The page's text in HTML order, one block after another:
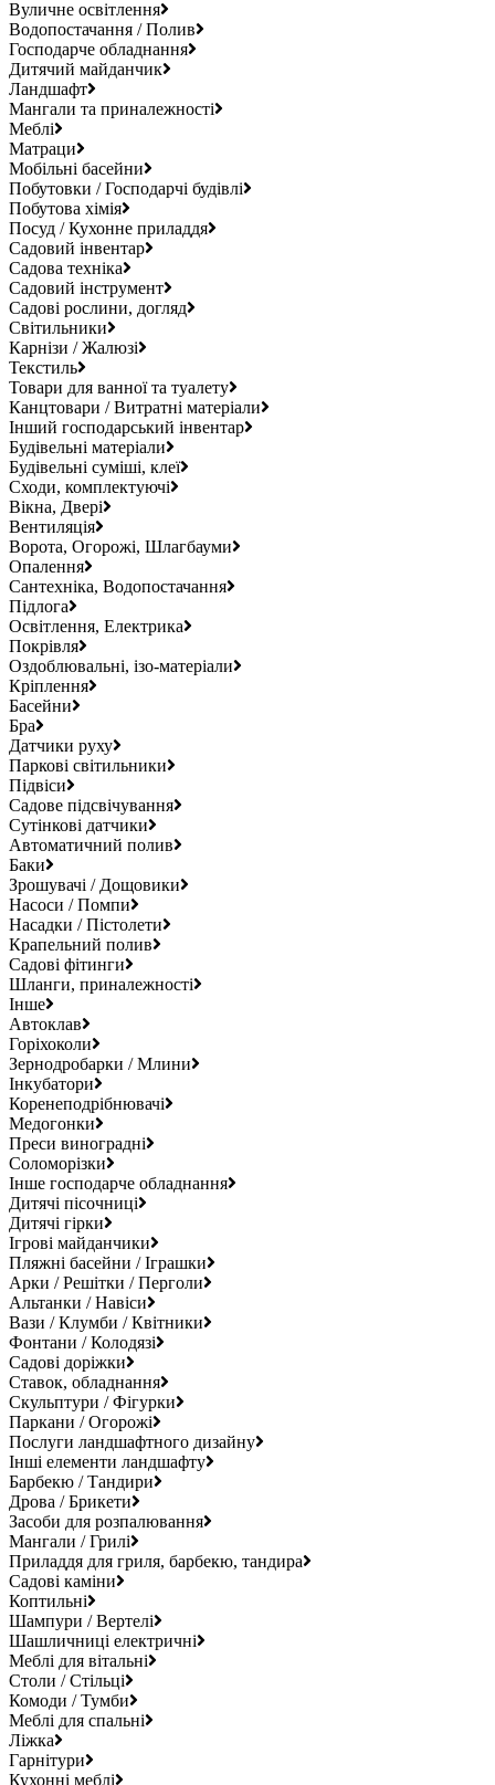
Вуличне освітлення
Водопостачання / Полив
Господарче обладнання
Дитячий майданчик
Ландшафт
Мангали та приналежності
Меблі
Матраци
Мобільні басейни
Побутовки / Господарчі будівлі
Побутова хімія
Посуд / Кухонне приладдя
Садовий інвентар
Садова техніка
Садовий інструмент
Садові рослини, догляд
Світильники
Карнізи / Жалюзі
Текстиль
Товари для ванної та туалету
Канцтовари / Витратні матеріали
Інший господарський інвентар
Будівельні матеріали
Будівельні суміші, клеї
Сходи, комплектуючі
Вікна, Двері
Вентиляція
Ворота, Огорожі, Шлагбауми
Опалення
Сантехніка, Водопостачання
Підлога
Освітлення, Електрика
Покрівля
Оздоблювальні, ізо-матеріали
Кріплення
Басейни
Бра
Датчики руху
Паркові світильники
Підвіси
Садове підсвічування
Сутінкові датчики
Автоматичний полив
Баки
Зрошувачі / Дощовики
Насоси / Помпи
Насадки / Пістолети
Крапельний полив
Садові фітинги
Шланги, приналежності
Інше
Автоклав
Горіхоколи
Зернодробарки / Млини
Інкубатори
Коренеподрібнювачі
Медогонки
Преси виноградні
Соломорізки
Інше господарче обладнання
Дитячі пісочниці
Дитячі гірки
Ігрові майданчики
Пляжні басейни / Іграшки
Арки / Решітки / Перголи
Альтанки / Навіси
Вази / Клумби / Квітники
Фонтани / Колодязі
Садові доріжки
Ставок, обладнання
Скульптури / Фігурки
Паркани / Огорожі
Послуги ландшафтного дизайну
Інші елементи ландшафту
Барбекю / Тандири
Дрова / Брикети
Засоби для розпалювання
Мангали / Грилі
Приладдя для гриля, барбекю, тандира
Садові каміни
Коптильні
Шампури / Вертелі
Шашличниці електричні
Меблі для вітальні
Столи / Стільці
Комоди / Тумби
Меблі для спальні
Ліжка
Гарнітури
Кухонні меблі